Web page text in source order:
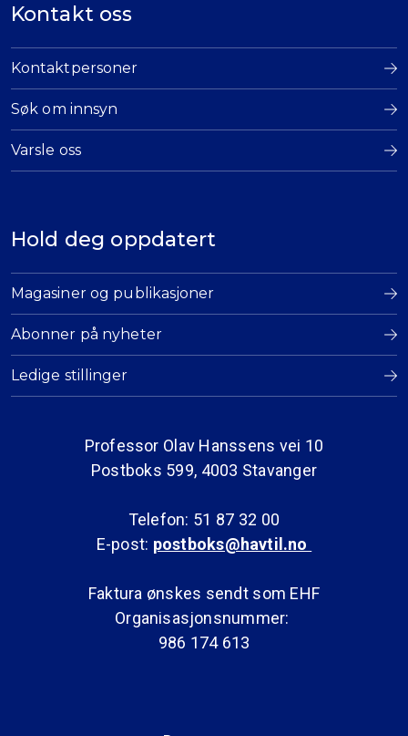
Kontakt oss
Kontaktpersoner
Søk om innsyn
Varsle oss
Hold deg oppdatert
Magasiner og publikasjoner
Abonner på nyheter
Ledige stillinger
Professor Olav Hanssens vei 10
Postboks 599, 4003 Stavanger
Telefon: 51 87 32 00
E-post: postboks@havtil.no
Faktura ønskes sendt som EHF
Organisasjonsnummer:
986 174 613